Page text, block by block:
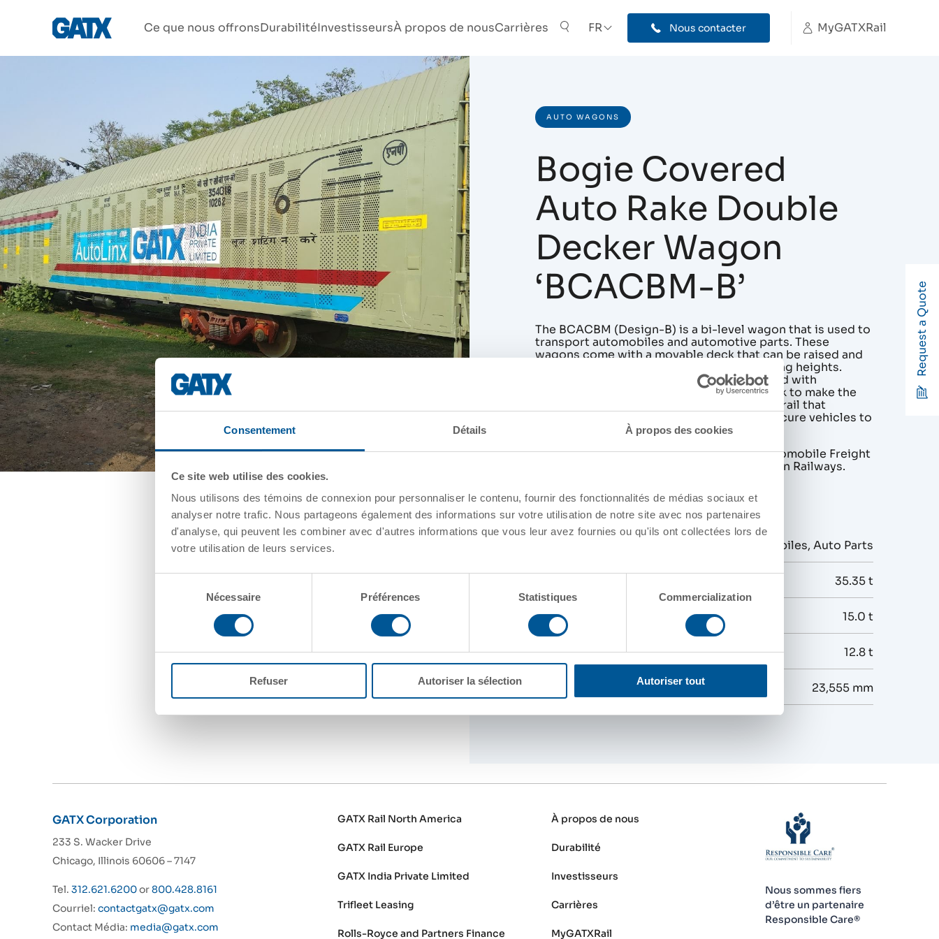
Consentement Détails À propos des cookies
Ce site web utilise des cookies.
Nous utilisons des témoins de connexion pour personnaliser le contenu, fournir des fonctionnalités de médias sociaux et
analyser notre trafic. Nous partageons également des informations sur votre utilisation de notre site avec nos partenaires
d'analyse, qui peuvent les combiner avec d'autres informations que vous leur avez fournies ou qu'ils ont collectées lors de
votre utilisation de leurs services.
consentement
Nécessaire Préférences Statistiques Commercialization
Refuser Autoriser la sélection Autoriser tout
Ce que nous offronsDurabilitéInvestisseursÀ propos de nousCarrières FR Nous contacter MyGATXRail
AUTO WAGONS
Bogie Covered
Auto Rake Double
Decker Wagon
‘BCACBM-B’
The BCACBM (Design-B) is a bi-level wagon that is used to
transport automobiles and automotive parts. These
wagons come with a movable deck that can be raised and
lowered to accommodate vehicles of varying heights.
Additionally, the Design-B wagons are fitted with
corrugated roof and corrugated upper deck to make the
design robust. These wagons have a chock rail that
enables using standard wheel chocks to secure vehicles to
Auto rakes can be inducted under Automobile Freight
Train Operator (AFTO) scheme of Indian Railways.
DÉTAILS DE PRODUITS
Automobiles, Auto Parts
35.35 t
Carrying Capacity 15.0 t
Axle Load 12.8 t
Length Over Head Stocks 23,555 mm
GATX Corporation
233 S. Wacker Drive
Chicago, Illinois 60606 – 7147
Tel. 312.621.6200or800.428.8161
Courriel: contactgatx@gatx.com
Contact Média: media@gatx.com
GATX Rail North America
GATX Rail Europe
GATX India Private Limited
Trifleet Leasing
Rolls-Royce and Partners Finance
À propos de nous
Durabilité
Investisseurs
Carrières
MyGATXRail
Nous sommes fiers
d’être un partenaire
Responsible Care®
Request a Quote